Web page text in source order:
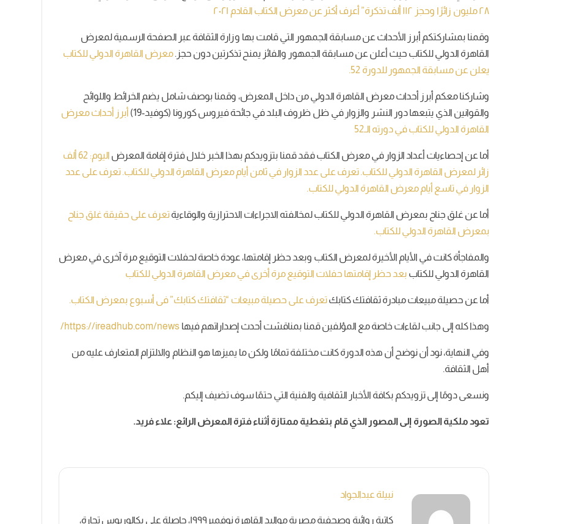
٢٨ مليون زائرًا وحجز ١١٢ ألف تذكرة” أعرف أكثر عن معرض الكتاب القادم ٢٠٢١
وقمنا بمشاركتكم أبرز الأحداث عن مسابقة الجمهور التي قامت بها وزارة الثقافة عبر الصفحة الرسمية لمعرض
القاهرة الدولي للكتاب حيث أعلن عن مسابقة الجمهور والفائز يمنح تذكرتين دون حجز.معرض القاهرة الدولي للكتاب
يعلن عن مسابقة الجمهور للدورة 52.
وشاركنا معكم أبرز أحداث معرض القاهرة الدولي من داخل المعرض، وقمنا بوصف شامل يضم الخرائط واللوائح
والقوانين الذي يتبعها دور النشر والزوار في ظل ظروف البلد في جائحة فيروس كورونا (كوفيد-19)
أبرز أحداث معرض
القاهرة الدولي للكتاب في دورته الـ52
أما عن إحصاءيات أعداد الزوار في معرض الكتاب فقد قمنا بتزويدكم بهذا الخبر خلال فترة إقامة المعرض
اليوم: 62 ألف
زائر لمعرض القاهرة الدولي للكتاب.تعرف على عدد الزوار في ثامن أيام معرض القاهرة الدولي للكتاب.تعرف على عدد
الزوار في تاسع أيام معرض القاهرة الدولي للكتاب.
أما عن غلق جناح بمعرض القاهرة الدولي للكتاب لمخالفته الاجراءات الاحترازية والوقاءيةتعرف على حقيقة غلق جناح
بمعرض القاهرة الدولي للكتاب.
والمفاجأة كانت في الأيام الأخيرة لمعرض الكتاب وبعد حظر إقامتها، عودة خاصة لحفلات التوقيع مرة آخرى في معرض
القاهرة الدولي للكتاب بعد حظر إقامتها حفلات التوقيع مرة أخرى في معرض القاهرة الدولي للكتاب
أما عن حصيلة مبيعات مبادرة ثقافتك كتابكتعرف على حصيلة مبيعات “ثقافتك كتابك” فى أسبوع بمعرض الكتاب.
وهذا كله إلى جانب لقاءات خاصة مع المؤلفين قمنا بمناقشت أحدث إصداراتهم فيها https://ireadhub.com/news/
وفي النهاية، نود أن نوضح أن هذه الدورة كانت مختلفة تمامًا ولكن ما يميزها هو النظام والالتزام المتعارف عليه من
أهل الثقافة.
ونسعى دومًا إلى تزويدكم بكافة الأخبار الثقافية والفنية التي حتمًا سوف تضيف إليكم.
تعود ملكية الصورة إلى المصور الذي قام بتغطية ممتازة أثناء فترة المعرض الرائع: علاء فريد.
نبيلة عبدالجواد
كاتبة روائية وصحفية مصرية مواليد القاهرة نوفمبر١٩٩٩، حاصلة على بكالوريوس تجارة،